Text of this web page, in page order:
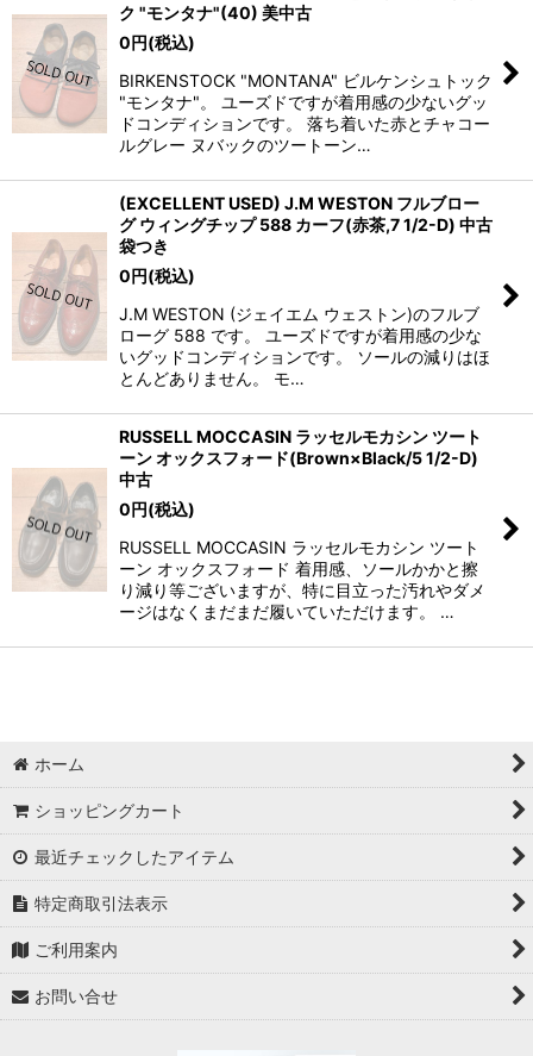
ク "モンタナ"(40) 美中古
0円(税込)
BIRKENSTOCK "MONTANA" ビルケンシュトック
"モンタナ"。 ユーズドですが着用感の少ないグッ
ドコンディションです。 落ち着いた赤とチャコー
ルグレー ヌバックのツートーン…
(EXCELLENT USED) J.M WESTON フルブロー
グ ウィングチップ 588 カーフ(赤茶,7 1/2-D) 中古
袋つき
0円(税込)
J.M WESTON (ジェイエム ウェストン)のフルブ
ローグ 588 です。 ユーズドですが着用感の少な
いグッドコンディションです。 ソールの減りはほ
とんどありません。 モ…
RUSSELL MOCCASIN ラッセルモカシン ツート
ーン オックスフォード(Brown×Black/5 1/2-D)
中古
0円(税込)
RUSSELL MOCCASIN ラッセルモカシン ツート
ーン オックスフォード 着用感、ソールかかと擦
り減り等ございますが、特に目立った汚れやダメ
ージはなくまだまだ履いていただけます。 …
ホーム
ショッピングカート
最近チェックしたアイテム
特定商取引法表示
ご利用案内
お問い合せ